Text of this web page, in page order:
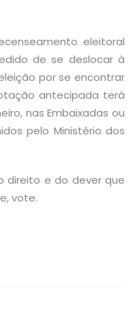
eleitoral
de se deslocar à
por se encontrar
antecipada terá
nas Embaixadas ou
pelo Ministério dos
direito e do dever que
vote.